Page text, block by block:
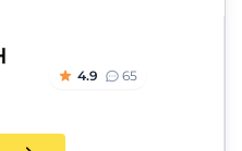
4.9 65